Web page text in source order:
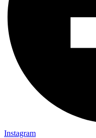
Instagram